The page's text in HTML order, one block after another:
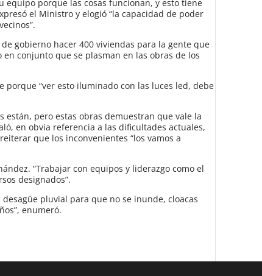
equipo porque las cosas funcionan, y esto tiene
el Ministro y elogió “la capacidad de poder
gobierno hacer 400 viviendas para la gente que
conjunto que se plasman en las obras de los
“ver esto iluminado con las luces led, debe
están, pero estas obras demuestran que vale la
en obvia referencia a las dificultades actuales,
que los inconvenientes “los vamos a
“Trabajar con equipos y liderazgo como el
designados”.
pluvial para que no se inunde, cloacas
enumeró.